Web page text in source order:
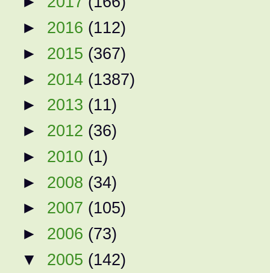
► 2016 (112)
► 2015 (367)
► 2014 (1387)
► 2013 (11)
► 2012 (36)
► 2010 (1)
► 2008 (34)
► 2007 (105)
► 2006 (73)
▼ 2005 (142)